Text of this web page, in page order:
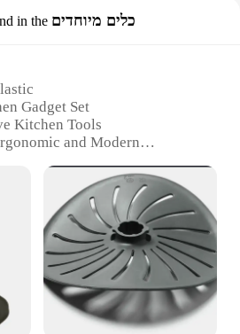
in the כלים מיוחדים
Gadget Set
Kitchen Tools
and Modern
Home Kitchen
Easy to Clean, Heat
Comprehensive Set with
Experience**